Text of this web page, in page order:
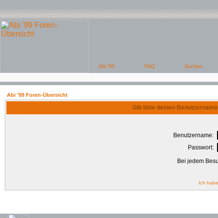
Abi '99 Foren-Übersicht
Gib bitte deinen
Benutzername:
Passwort:
Bei jedem
Ich